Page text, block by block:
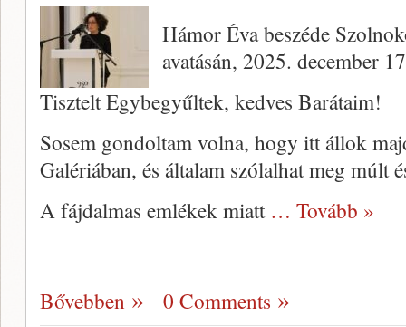
Hámor Éva beszéde
avatásán, 2025. december
Tisztelt Egybegyűltek, kedves Barátaim!
Sosem gondoltam volna, hogy itt állok
Galériában, és általam szólalhat meg múlt
A fájdalmas emlékek miatt … Tovább »
Bővebben 0 Comments